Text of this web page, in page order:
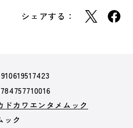
シェアする：
ドカワエンタメムック
ック